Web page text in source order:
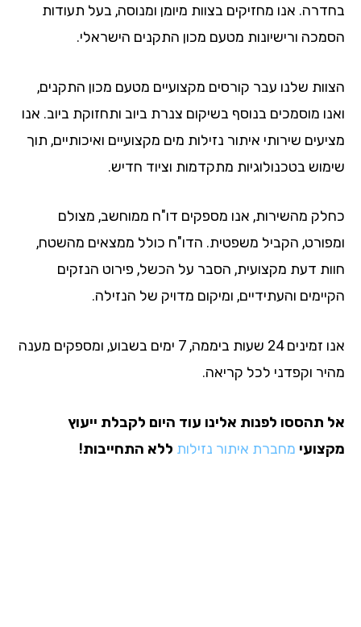
אנו מחזיקים בצוות מיומן ומנוסה, בעל תעודות
ורישיונות מטעם מכון התקנים הישראלי.
שלנו עבר קורסים מקצועיים מטעם מכון התקנים,
מוסמכים בנוסף בשיקום צנרת ביוב ותחזוקת ביוב. אנו
שירותי איתור נזילות מים מקצועיים ואיכותיים, תוך
בטכנולוגיות מתקדמות וציוד חדיש.
מהשירות, אנו מספקים דו"ח ממוחשב, מצולם
הקביל משפטית. הדו"ח כולל ממצאים מהשטח,
דעת מקצועית, הסבר על הכשל, פירוט הנזקים
והעתידיים, ומיקום מדויק של הנזילה.
אנו זמינים 24 שעות ביממה, 7 ימים בשבוע, ומספקים מענה
וקפדני לכל קריאה.
תהססו לפנות אלינו עוד היום לקבלת ייעוץ
מחברת איתור נזילותללא התחייבות!